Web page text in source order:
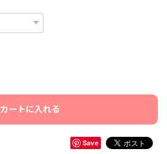
カートに入れる
Save